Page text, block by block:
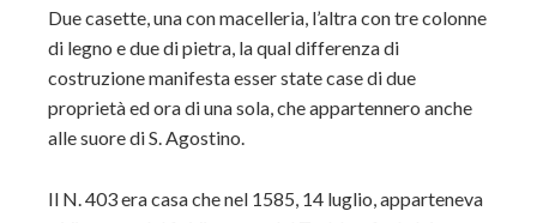
Due casette, una con macelleria, l’altra con tre colonne
di legno e due di pietra, la qual differenza di
costruzione manifesta esser state case di due
proprietà ed ora di una sola, che appartennero anche
alle suore di S. Agostino.
Il N. 403 era casa che nel 1585, 14 luglio, apparteneva